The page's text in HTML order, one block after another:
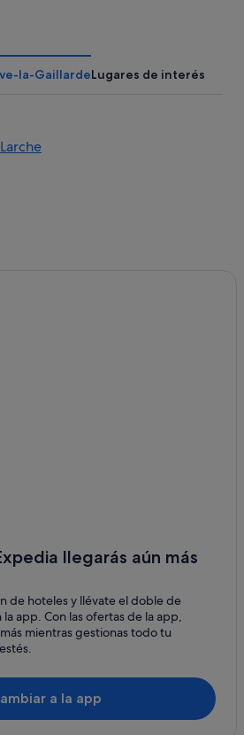
hoteles
Brive-la-Gaillarde
Gaillarde
la-Gaillarde
la-GaillardeLugares de interés
llegarás aún más
de hoteles y llévate el doble de
app. Con las ofertas de la app,
mientras gestionas todo tu
a la app